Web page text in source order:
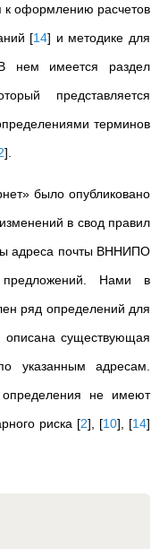
к оформлению расчетов
[14] и методике для
нем имеется раздел
представляется
терминов
]
было опубликовано
в свод правил
адреса почты ВННИПО
Нами в
ряд определений для
описана существующая
указанным адресам.
не имеют
риска [2] [10] [14]